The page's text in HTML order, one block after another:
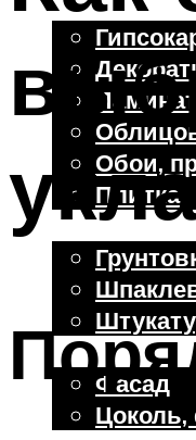
Обои,
Плитка
Внешняя
Фасад